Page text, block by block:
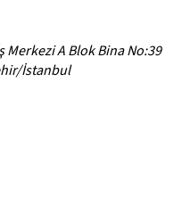
Merkezi A Blok Bina No:39
İstanbul